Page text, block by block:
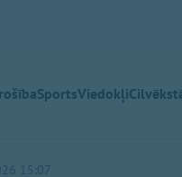
SportsViedokļi
15:07